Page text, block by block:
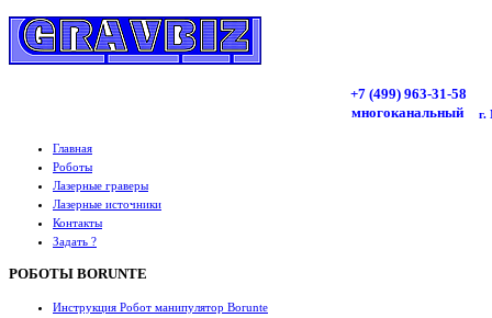
+7 (499) 963-31-58
многоканальный
г.
Главная
Роботы
Лазерные граверы
Лазерные источники
Контакты
Задать ?
РОБОТЫ BORUNTE
Инструкция Робот манипулятор Borunte